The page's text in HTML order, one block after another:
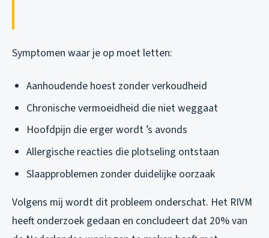
Symptomen waar je op moet letten:
Aanhoudende hoest zonder verkoudheid
Chronische vermoeidheid die niet weggaat
Hoofdpijn die erger wordt ’s avonds
Allergische reacties die plotseling ontstaan
Slaapproblemen zonder duidelijke oorzaak
Volgens mij wordt dit probleem onderschat. Het RIVM
heeft onderzoek gedaan en concludeert dat 20% van